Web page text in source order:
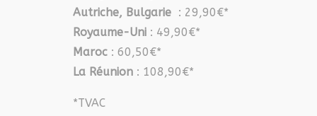
Autriche, Bulgarie : 29,90€*
Royaume-Uni : 49,90€*
Maroc : 60,50€*
La Réunion : 108,90€*
*TVAC